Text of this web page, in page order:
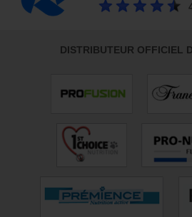
DISTRIBUTEUR OFFICIEL